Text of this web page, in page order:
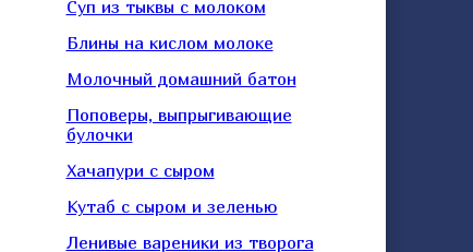
Суп из тыквы с молоком
Блины на кислом молоке
Молочный домашний батон
Поповеры, выпрыгивающие
булочки
Хачапури с сыром
Кутаб с сыром и зеленью
Ленивые вареники из творога